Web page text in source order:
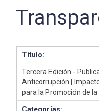
Título:
Tercera Edición -
Anticorrupción |
para la Promoción de